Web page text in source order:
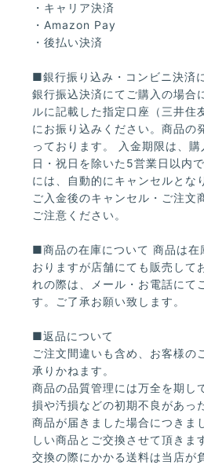
・キャリア決済
・Amazon Pay
・後払い決済
■銀行振り込み・コンビニ決済
銀行振込決済にてご購入の場合
ルに記載した指定口座（三井住
にお振り込みください。商品の
っております。 入金期限は、購
日・祝日を除いた5営業日以内
には、自動的にキャンセルとな
ご入金後のキャンセル・ご注文
ご注意ください。
■商品の在庫について 商品は在
おりますが店舗にても販売して
れの際は、メール・お電話にて
す。ご了承お願い致します。
■返品について
ご注文間違いも含め、お客様の
承りかねます。
商品の品質管理には万全を期し
損や汚損などの初期不良があっ
商品が届きました場合につきま
しい商品とご交換させて頂きま
交換の際にかかる送料は当店が